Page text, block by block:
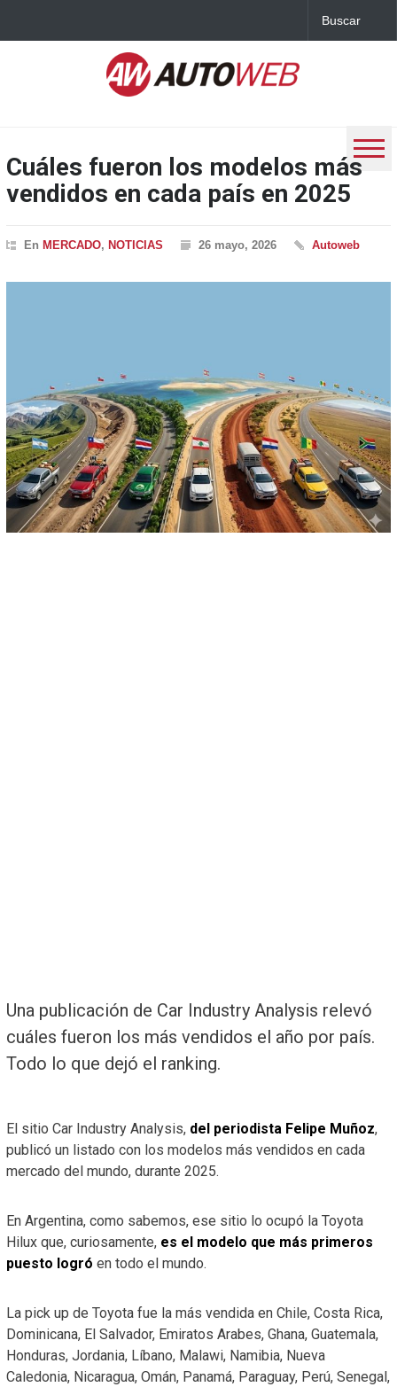
Cuáles fueron los modelos más
vendidos en cada país en 2025
En MERCADO, NOTICIAS 26 mayo, 2026 Autoweb
Una publicación de Car Industry Analysis relevó
cuáles fueron los más vendidos el año por país.
Todo lo que dejó el ranking.
El sitio Car Industry Analysis, del periodista Felipe Muñoz,
publicó un listado con los modelos más vendidos en cada
mercado del mundo, durante 2025.
En Argentina, como sabemos, ese sitio lo ocupó la Toyota
Hilux que, curiosamente, es el modelo que más primeros
puesto logró en todo el mundo.
La pick up de Toyota fue la más vendida en Chile, Costa Rica,
Dominicana, El Salvador, Emiratos Arabes, Ghana, Guatemala,
Honduras, Jordania, Líbano, Malawi, Namibia, Nueva
Caledonia, Nicaragua, Omán, Panamá, Paraguay, Perú, Senegal,